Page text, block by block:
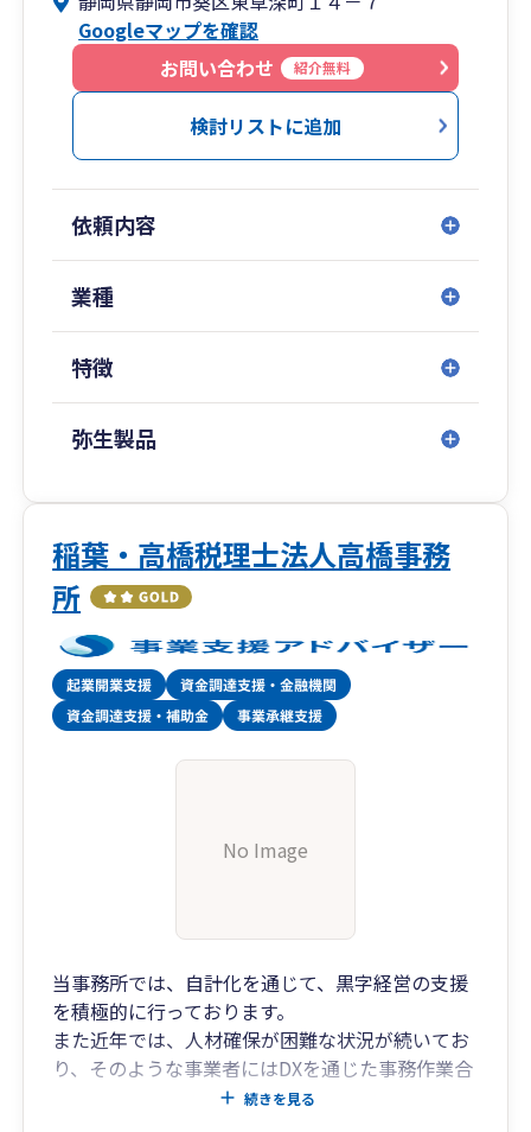
Googleマップを確認
お問い合わせ
紹介無料
検討リストに追加
依頼内容
業種
特徴
弥生製品
稲葉・高橋税理士法人高橋事務
所
No Image
当事務所では、自計化を通じて、黒字経営の支援
を積極的に行っております。
また近年では、人材確保が困難な状況が続いてお
り、そのような事業者にはDXを通じた事務作業合
理化のご提案も行っております。
続きを見る